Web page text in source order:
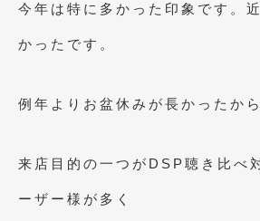
今年は特に多かった印象です。
かったです。
例年よりお盆休みが長かったか
来店目的の一つがDSP聴き比べ
ーザー様が多く